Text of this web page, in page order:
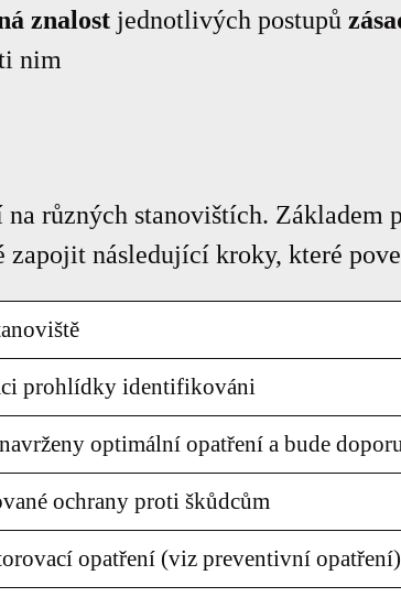
znalost jednotlivých postupů
nim
různých stanovištích. Základem
následující kroky, které
prohlídky identifikováni
optimální opatření a bude
ochrany proti škůdcům
opatření (viz preventivní opatření)